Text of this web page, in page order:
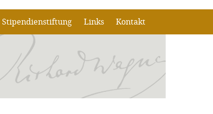
Stipendienstiftung Links Kontakt